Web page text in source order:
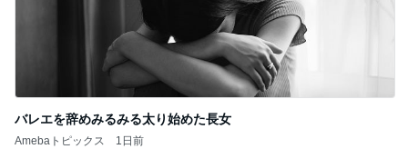
バレエを辞めみるみる太り始めた長女
Amebaトピックス 1日前